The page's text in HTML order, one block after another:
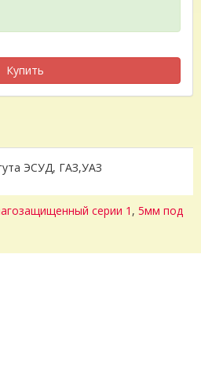
Купить
ЭСУД, ГАЗ,УАЗ
серии 1 , 5мм под